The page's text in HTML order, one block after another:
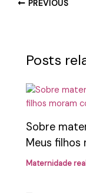
PREVIOUS
Posts
Sobre
Meus
Maternidade